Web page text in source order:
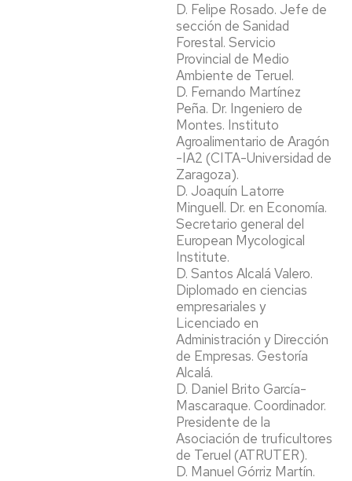
D. Felipe Rosado. Jefe de
sección de Sanidad
Forestal. Servicio
Provincial de Medio
Ambiente de Teruel.
D. Fernando Martínez
Peña. Dr. Ingeniero de
Montes. Instituto
Agroalimentario de Aragón
-IA2 (CITA-Universidad de
Zaragoza).
D. Joaquín Latorre
Minguell. Dr. en Economía.
Secretario general del
European Mycological
Institute.
D. Santos Alcalá Valero.
Diplomado en ciencias
empresariales y
Licenciado en
Administración y Dirección
de Empresas. Gestoría
Alcalá.
D. Daniel Brito García-
Mascaraque. Coordinador.
Presidente de la
Asociación de truficultores
de Teruel (ATRUTER).
D. Manuel Górriz Martín.